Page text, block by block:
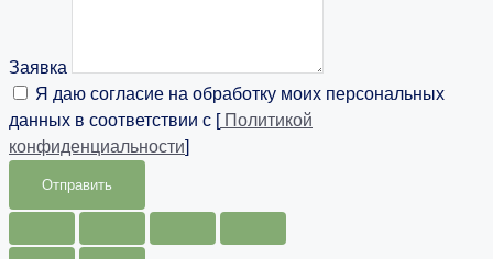
Заявка
Я даю согласие на обработку моих персональных
данных в соответствии с [Политикой
конфиденциальности]
Отправить